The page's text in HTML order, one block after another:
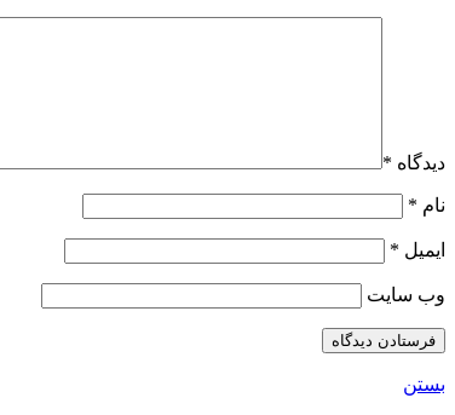
دیدگاه *
نام *
ایمیل *
وب‌ سایت
بستن